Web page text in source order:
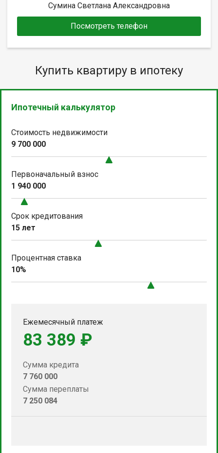
Сумина Светлана Александровна
Посмотреть телефон
Купить квартиру в ипотеку
Ипотечный калькулятор
Стоимость недвижимости
9 700 000
Первоначальный взнос
1 940 000
Срок кредитования
15 лет
Процентная ставка
10%
Ежемесячный платеж
83 389 ₽
Сумма кредита
7 760 000
Сумма переплаты
7 250 084